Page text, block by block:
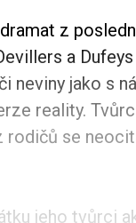
z
a
neviny jako s
reality.
se
jeho tvůrci